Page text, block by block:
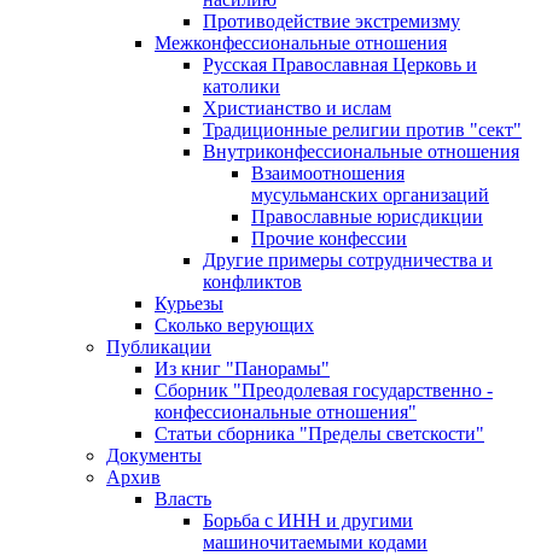
Противодействие экстремизму
Межконфессиональные отношения
Русская Православная Церковь и
католики
Христианство и ислам
Традиционные религии против "сект"
Внутриконфессиональные отношения
Взаимоотношения
мусульманских организаций
Православные юрисдикции
Прочие конфессии
Другие примеры сотрудничества и
конфликтов
Курьезы
Сколько верующих
Публикации
Из книг "Панорамы"
Сборник "Преодолевая государственно -
конфессиональные отношения"
Статьи сборника "Пределы светскости"
Документы
Архив
Власть
Борьба с ИНН и другими
машиночитаемыми кодами